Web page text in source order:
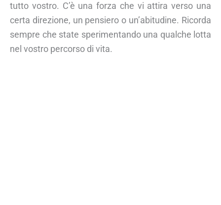
tutto vostro. C’è una forza che vi attira verso una
certa direzione, un pensiero o un’abitudine. Ricorda
sempre che state sperimentando una qualche lotta
nel vostro percorso di vita.